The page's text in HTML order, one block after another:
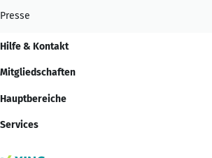
Presse
Hilfe & Kontakt
Mitgliedschaften
Hauptbereiche
Services